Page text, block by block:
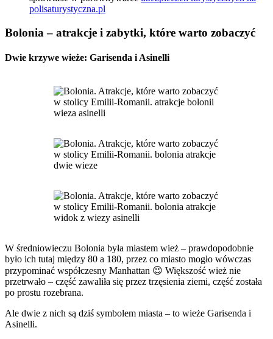
polisaturystyczna.pl
Bolonia – atrakcje i zabytki, które warto zobaczyć
Dwie krzywe wieże: Garisenda i Asinelli
W średniowieczu Bolonia była miastem wież – prawdopodobnie
było ich tutaj między 80 a 180, przez co miasto mogło wówczas
przypominać współczesny Manhattan 😉 Większość wież nie
przetrwało – część zawaliła się przez trzęsienia ziemi, część została
po prostu rozebrana.
Ale dwie z nich są dziś symbolem miasta – to wieże Garisenda i
Asinelli.